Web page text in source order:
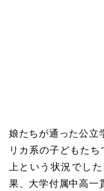
娘たちが通った公立
リカ系の子どもた
上という状況でし
果、大学付属中高一